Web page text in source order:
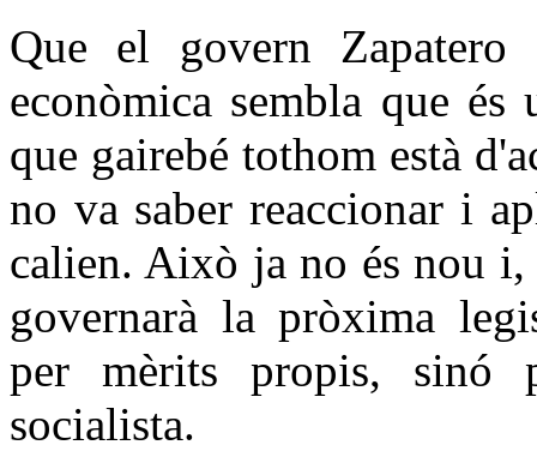
Que el govern
econòmica sembla que és
que gairebé tothom està
no va saber reaccionar i
calien. Això ja no és nou
governarà la pròxima
per mèrits propis, sinó
socialista.